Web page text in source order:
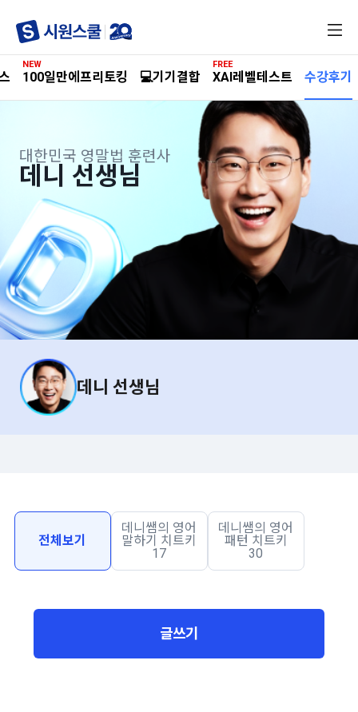
메
뉴
100일만에프리토킹
NEW
💻기기결합 XAI레벨테스트
FREE
수강후기
대한민국 영말법 훈련사
데니 선생님
데니 선생님
전체보기
데니쌤의 영어
말하기 치트키
17
데니쌤의 영어
패턴 치트키
30
글쓰기